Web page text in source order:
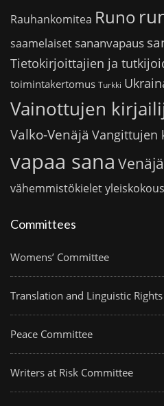
Rauhankomitea Runo
saamelaiset sananvapaus
Tietokirjoittajien ja
toimintakertomus Turkki
Vainottujen
Valko-Venäjä Vangittujen
vapaa sana Venäjä
vähemmistökieletyleiskokous
Committees
Womens’ Committee
Translation and Linguistic
Peace Committee
Writers at Risk Committee